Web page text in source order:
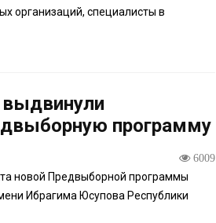
организаций, специалисты в
программу
6009
новой Предвыборной программы
Ибрагима Юсупова Республики